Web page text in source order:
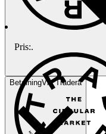
BetalningVia Tradera
Pris:.